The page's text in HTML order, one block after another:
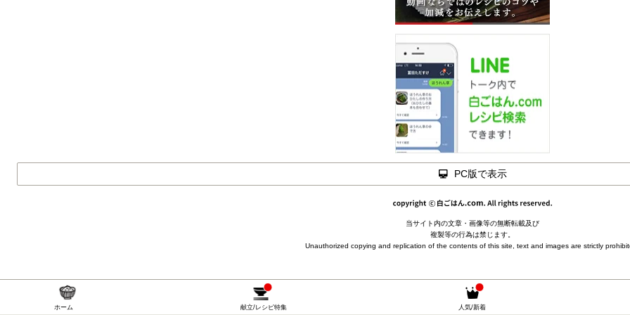
PC版で表示
当サイト内の文章・画像等の無断転載及び
複製等の行為は禁じます。
Unauthorized copying and replication of the contents of this site, text and images are strictly
ホーム 献立/レシピ特集 人気/新着